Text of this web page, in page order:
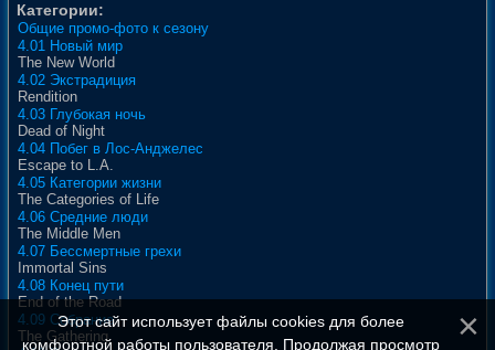
Категории:
Общие промо-фото к сезону
4.01 Новый мир
The New World
4.02 Экстрадиция
Rendition
4.03 Глубокая ночь
Dead of Night
4.04 Побег в Лос-Анджелес
Escape to L.A.
4.05 Категории жизни
The Categories of Life
4.06 Средние люди
The Middle Men
4.07 Бессмертные грехи
Immortal Sins
4.08 Конец пути
End of the Road
4.09 Собрание
The Gathering
Этот сайт использует файлы cookies для более
комфортной работы пользователя. Продолжая просмотр